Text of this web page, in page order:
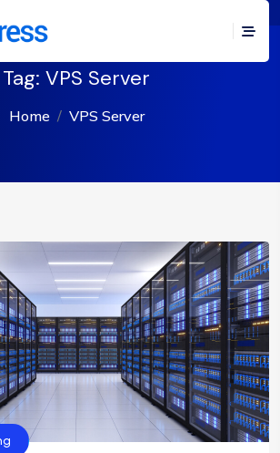
Tag: VPS Server
Home VPS Server